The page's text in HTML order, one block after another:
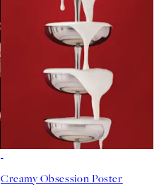
Creamy Obsession Poster